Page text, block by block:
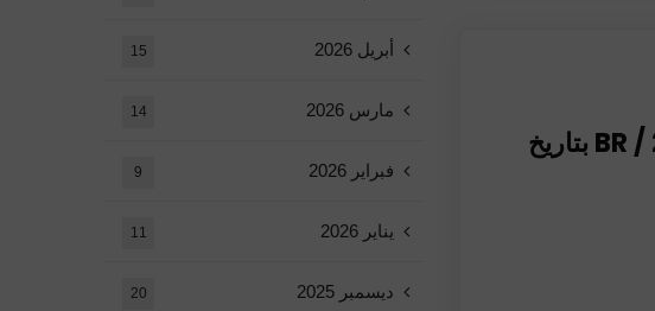
المنشور رقم 11 BR / 2025 بتاريخ
أبريل 2026 15
مارس 2026 14
فبراير 2026 9
يناير 2026 11
ديسمبر 2025 20